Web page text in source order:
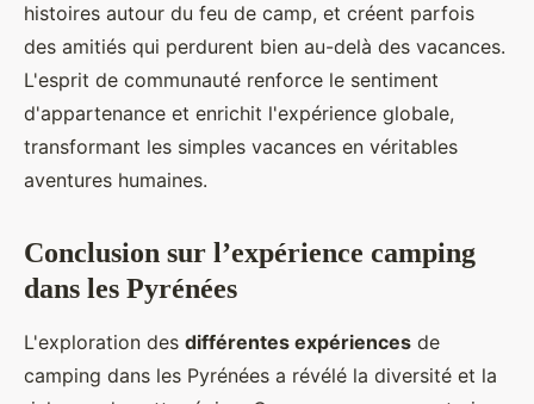
histoires autour du feu de camp, et créent parfois
des amitiés qui perdurent bien au-delà des vacances.
L'esprit de communauté renforce le sentiment
d'appartenance et enrichit l'expérience globale,
transformant les simples vacances en véritables
aventures humaines.
Conclusion sur l’expérience camping
dans les Pyrénées
L'exploration des différentes expériences de
camping dans les Pyrénées a révélé la diversité et la